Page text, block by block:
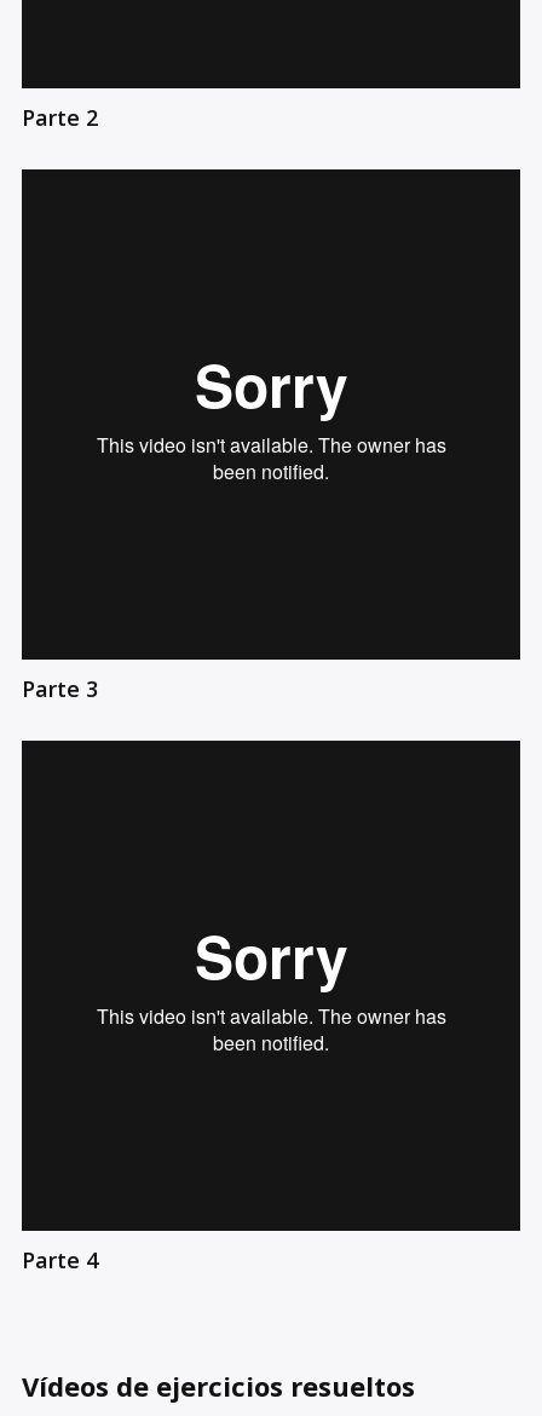
Parte 2
Parte 3
Parte 4
Vídeos de ejercicios resueltos